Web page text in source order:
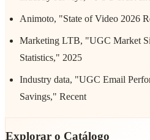
Animoto, "State of Video 2026
Marketing LTB, "UGC Market
Statistics," 2025
Industry data, "UGC Email
Savings," Recent
Explorar o Catálogo